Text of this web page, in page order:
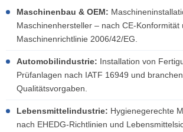
Maschinenbau & OEM:
Maschinenhersteller – nach CE-Konformität
Maschinenrichtlinie 2006/42/EG.
Automobilindustrie: Installation von
Prüfanlagen nach IATF 16949 und
Qualitätsvorgaben.
Lebensmittelindustrie: Hygienegerechte
nach EHEDG-Richtlinien und